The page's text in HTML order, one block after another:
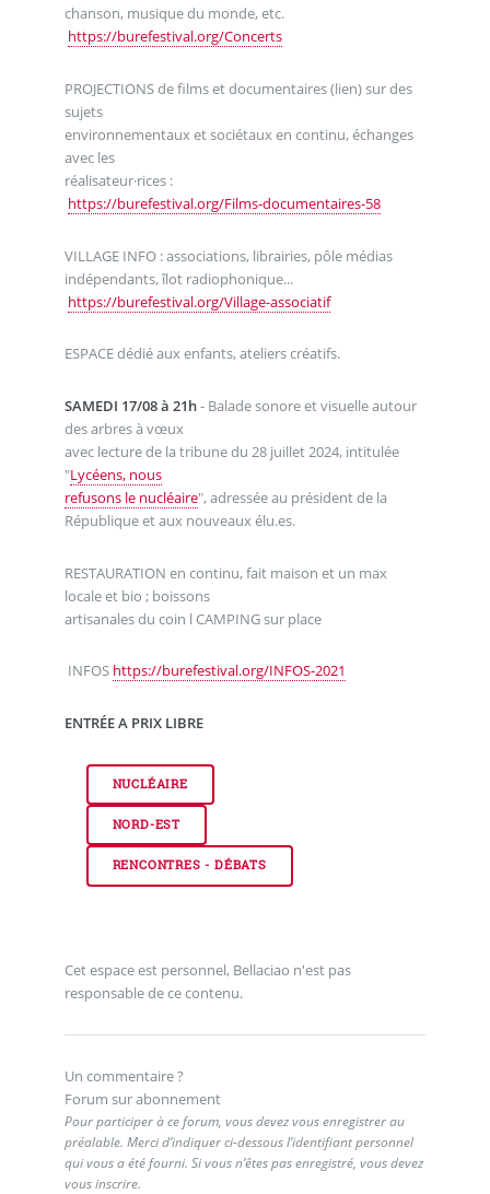
chanson, musique du monde, etc.
https://burefestival.org/Concerts
PROJECTIONS de films et documentaires (lien) sur des
sujets
environnementaux et sociétaux en continu, échanges
avec les
réalisateur·rices :
https://burefestival.org/Films-documentaires-58
VILLAGE INFO : associations, librairies, pôle médias
indépendants, îlot radiophonique...
https://burefestival.org/Village-associatif
ESPACE dédié aux enfants, ateliers créatifs.
SAMEDI 17/08 à 21h- Balade sonore et visuelle autour
des arbres à vœux
avec lecture de la tribune du 28 juillet 2024, intitulée
"Lycéens, nous
refusons le nucléaire", adressée au président de la
République et aux nouveaux élu.es.
RESTAURATION en continu, fait maison et un max
locale et bio ; boissons
artisanales du coin l CAMPING sur place
INFOS https://burefestival.org/INFOS-2021
ENTRÉE A PRIX LIBRE
NUCLÉAIRE
NORD-EST
RENCONTRES - DÉBATS
Cet espace est personnel, Bellaciao n'est pas
responsable de ce contenu.
Un commentaire ?
Forum sur abonnement
Pour participer à ce forum, vous devez vous enregistrer au
préalable. Merci d’indiquer ci-dessous l’identifiant personnel
qui vous a été fourni. Si vous n’êtes pas enregistré, vous devez
vous inscrire.